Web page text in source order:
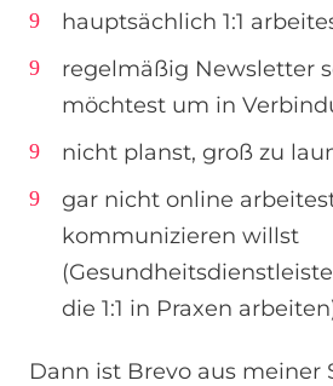
hauptsächlich 1:1
regelmäßig Newsletter
möchtest um in
nicht planst, groß zu
gar nicht online
kommunizieren willst
die 1:1 in Praxen
Dann ist Brevo aus meiner